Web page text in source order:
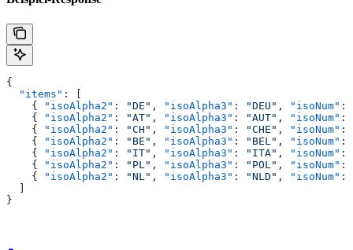
{
  "items"
: [
    {
"isoAlpha2" : "DE" , "isoAlpha3" : "DEU" , "isoNum" :
    {
"isoAlpha2" : "AT" , "isoAlpha3" : "AUT" , "isoNum" :
    {
"isoAlpha2" : "CH" , "isoAlpha3" : "CHE" , "isoNum" :
    {
"isoAlpha2" : "BE" , "isoAlpha3" : "BEL" , "isoNum" :
    {
"isoAlpha2" : "IT" , "isoAlpha3" : "ITA" , "isoNum" :
    {
"isoAlpha2" : "PL" , "isoAlpha3" : "POL" , "isoNum" :
    {
"isoAlpha2" : "NL" , "isoAlpha3" : "NLD" , "isoNum" :
  ]
}